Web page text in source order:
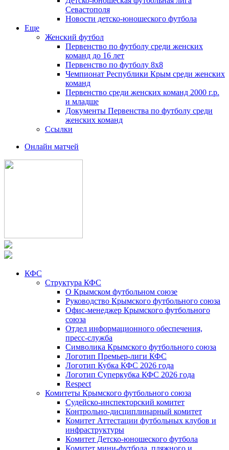
Севастополя
Новости детско-юношеского футбола
Еще
Женский футбол
Первенство по футболу среди женских
команд до 16 лет
Первенство по футболу 8х8
Чемпионат Республики Крым среди женских
команд
Первенство среди женских команд 2000 г.р.
и младше
Документы Первенства по футболу среди
женских команд
Ссылки
Онлайн матчей
КФС
Структура КФС
О Крымском футбольном союзе
Руководство Крымского футбольного союза
Офис-менеджер Крымского футбольного
союза
Отдел информационного обеспечения,
пресс-служба
Символика Крымского футбольного союза
Логотип Премьер-лиги КФС
Логотип Кубка КФС 2026 года
Логотип Суперкубка КФС 2026 года
Respect
Комитеты Крымского футбольного союза
Судейско-инспекторский комитет
Контрольно-дисциплинарный комитет
Комитет Аттестации футбольных клубов и
инфраструктуры
Комитет Детско-юношеского футбола
Комитет мини-футбола, пляжного и